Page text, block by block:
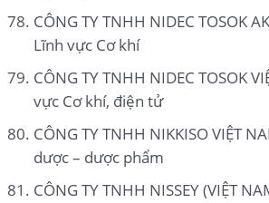
CÔNG TY TNHH NIDEC TOSOK
Lĩnh vực Cơ khí
CÔNG TY TNHH NIDEC TOSOK
vực Cơ khí, điện tử
CÔNG TY TNHH NIKKISO VIỆT
dược – dược phẩm
CÔNG TY TNHH NISSEY (VIỆT